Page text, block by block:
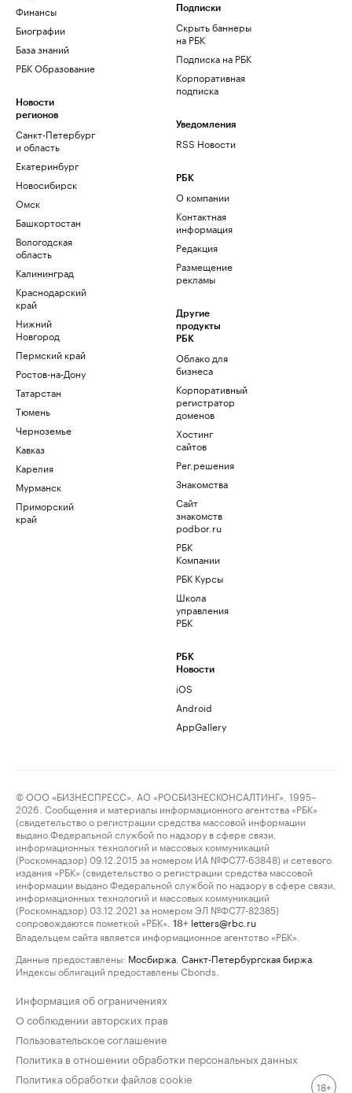
Финансы
Биографии
База знаний
РБК Образование
Новости
регионов
Санкт-Петербург
и область
Екатеринбург
Новосибирск
Омск
Башкортостан
Вологодская
область
Калининград
Краснодарский
край
Нижний
Новгород
Пермский край
Ростов-на-Дону
Татарстан
Тюмень
Черноземье
Кавказ
Карелия
Мурманск
Приморский
край
Подписки
Скрыть баннеры
на РБК
Подписка на РБК
Корпоративная
подписка
Уведомления
RSS Новости
РБК
О компании
Контактная
информация
Редакция
Размещение
рекламы
Другие
продукты
РБК
Облако для
бизнеса
Корпоративный
регистратор
доменов
Хостинг
сайтов
Рег.решения
Знакомства
Сайт
знакомств
podbor.ru
РБК
Компании
РБК Курсы
Школа
управления
РБК
РБК
Новости
iOS
Android
AppGallery
© ООО «БИЗНЕСПРЕСС», АО «РОСБИЗНЕСКОНСАЛТИНГ», 1995–
2026. Сообщения и материалы информационного агентства «РБК»
(свидетельство о регистрации средства массовой информации
выдано Федеральной службой по надзору в сфере связи,
информационных технологий и массовых коммуникаций
(Роскомнадзор) 09.12.2015 за номером ИА №ФС77-63848) и сетевого
издания «РБК» (свидетельство о регистрации средства массовой
информации выдано Федеральной службой по надзору в сфере связи,
информационных технологий и массовых коммуникаций
(Роскомнадзор) 03.12.2021 за номером ЭЛ №ФС77-82385)
сопровождаются пометкой «РБК».
18+ letters@rbc.ru
Владельцем сайта является информационное агентство «РБК».
Данные предоставлены: Мосбиржа Санкт-Петербургская биржа
Индексы облигаций предоставлены Cbonds.
Информация об ограничениях
О соблюдении авторских прав
Пользовательское соглашение
Политика в отношении обработки персональных данных
Политика обработки файлов cookie
18+